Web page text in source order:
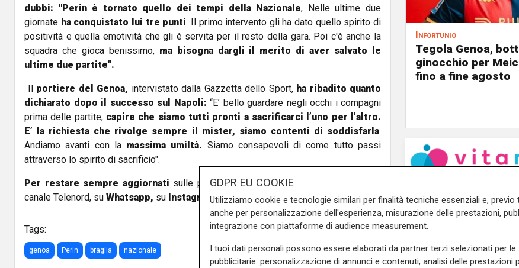
o
dubbi: "Perin è tornato quello dei tempi della Nazionale, Nelle ultime due
giornate ha conquistato lui tre punti. Il primo intervento gli ha dato quello spirito di
positività e quella emotività che gli è servita per il resto della gara. Poi c'è anche la
squadra che gioca benissimo,ma bisogna dargli il merito di aver salvato le
ultime due partite".
Il portiere del Genoa, intervistato dalla Gazzetta dello Sport,ha ribadito quanto
dichiarato dopo il successo sul Napoli: “E’ bello guardare negli occhi i compagni
prima delle partite, capire che siamo tutti pronti a sacrificarci l’uno per l’altro.
E’ la richiesta che rivolge sempre il mister, siamo contenti di soddisfarla.
Andiamo avanti con la massima umiltà. Siamo consapevoli di come tutto passi
attraverso lo spirito di sacrificio".
Per restare sempre aggiornati sulle principali notizie sulla Liguria seguiteci sul
canale Telenord, su Whatsapp, su Instagram,suYoutubee suFacebook.
Tags:
genoa Perin braglia nazionale
Infortunio
Tegola Genoa,
ginocchio per
fino a fine agosto
GDPR EU COOKIE
Utilizziamo cookie e tecnologie similari per finalità tecniche essenziali e, previo
anche per personalizzazione dell'esperienza, misurazione delle prestazioni,
integrazione con piattaforme di audience measurement.
I tuoi dati personali possono essere elaborati da partner terzi selezionati per le
pubblicitarie: personalizzazione di annunci e contenuti, analisi delle prestazioni